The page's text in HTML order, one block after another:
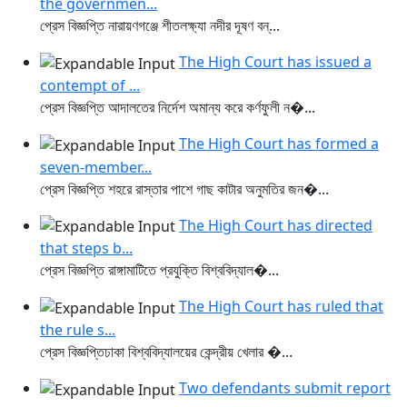
প্রেস বিজ্ঞপ্তি নারায়ণগঞ্জে শীতলক্ষ্যা নদীর দূষণ বন্...
The High Court has issued a
contempt of ...
প্রেস বিজ্ঞপ্তি আদালতের নির্দেশ অমান্য করে কর্ণফুলী ন�...
The High Court has formed a
seven-member...
প্রেস বিজ্ঞপ্তি শহরে রাস্তার পাশে গাছ কাটার অনুমতির জন�...
The High Court has directed
that steps b...
প্রেস বিজ্ঞপ্তি রাঙ্গামাটিতে প্রযুক্তি বিশ্ববিদ্যাল�...
The High Court has ruled that
the rule s...
প্রেস বিজ্ঞপ্তিঢাকা বিশ্ববিদ্যালয়ের কেন্দ্রীয় খেলার �...
Two defendants submit report